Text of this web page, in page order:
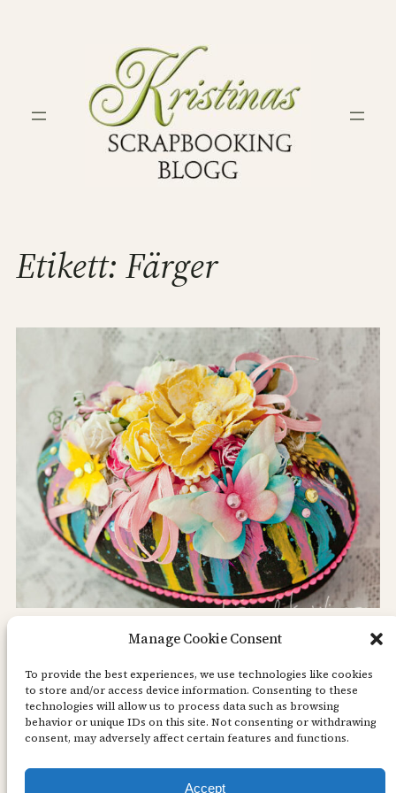
Manage Cookie Consent
To provide the best experiences, we use technologies like cookies
to store and/or access device information. Consenting to these
technologies will allow us to process data such as browsing
behavior or unique IDs on this site. Not consenting or withdrawing
consent, may adversely affect certain features and functions.
Accept
Etikett: Färger
Gör ett eget unikt påskägg!
Glad Söndag! Jo, det kan man väl säga? Våren är
ju faktiskt på ingång och tiderna blir ljusare… ja,
timme? Om inte så är det dags att göra det på